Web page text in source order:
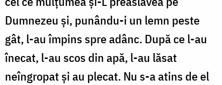
Dumnezeu şi, punându-i un lemn peste
gât, l-au împins spre adânc. După ce l-au
înecat, l-au scos din apă, l-au lăsat
neîngropat şi au plecat. Nu s-a atins de el